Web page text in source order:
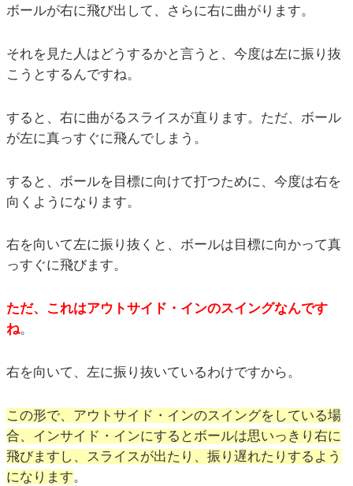
ボールが右に飛び出して、さらに右に曲がります。
それを見た人はどうするかと言うと、今度は左に振り抜
こうとするんですね。
すると、右に曲がるスライスが直ります。ただ、ボール
が左に真っすぐに飛んでしまう。
すると、ボールを目標に向けて打つために、今度は右を
向くようになります。
右を向いて左に振り抜くと、ボールは目標に向かって真
っすぐに飛びます。
ただ、これはアウトサイド・インのスイングなんです
ね。
右を向いて、左に振り抜いているわけですから。
この形で、アウトサイド・インのスイングをしている場
合、インサイド・インにするとボールは思いっきり右に
飛びますし、スライスが出たり、振り遅れたりするよう
になります。